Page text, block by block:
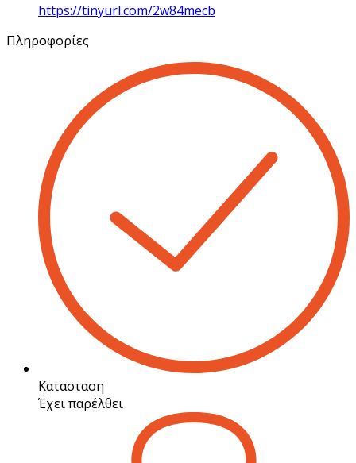
https://tinyurl.com/2w84mecb
Πληροφορίες
Κατασταση
Έχει παρέλθει